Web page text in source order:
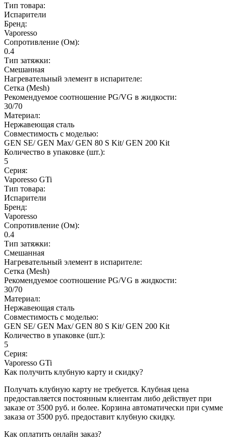
Тип товара:
Испарители
Бренд:
Vaporesso
Сопротивление (Ом):
0.4
Тип затяжки:
Смешанная
Нагревательный элемент в испарителе:
Сетка (Mesh)
Рекомендуемое соотношение PG/VG в жидкости:
30/70
Материал:
Нержавеющая сталь
Совместимость с моделью:
GEN SE/ GEN Max/ GEN 80 S Kit/ GEN 200 Kit
Количество в упаковке (шт.):
5
Серия:
Vaporesso GTi
Тип товара:
Испарители
Бренд:
Vaporesso
Сопротивление (Ом):
0.4
Тип затяжки:
Смешанная
Нагревательный элемент в испарителе:
Сетка (Mesh)
Рекомендуемое соотношение PG/VG в жидкости:
30/70
Материал:
Нержавеющая сталь
Совместимость с моделью:
GEN SE/ GEN Max/ GEN 80 S Kit/ GEN 200 Kit
Количество в упаковке (шт.):
5
Серия:
Vaporesso GTi
Как получить клубную карту и скидку?
Получать клубную карту не требуется. Клубная цена
предоставляется постоянным клиентам либо действует при
заказе от 3500 руб. и более. Корзина автоматически при сумме
заказа от 3500 руб. предоставит клубную скидку.
Как оплатить онлайн заказ?